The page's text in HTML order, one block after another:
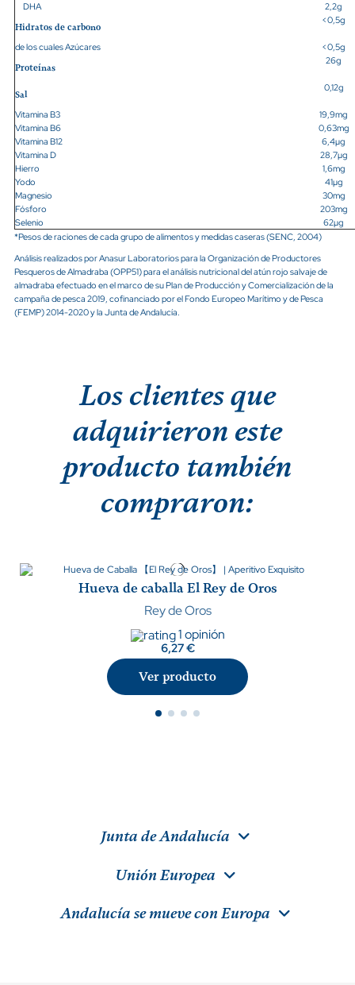
DHA
2,2g
Hidratos de carbono
<0,5g
de los cuales Azúcares <0,5g
Proteínas
26g
Sal
0,12g
Vitamina B3
19,9mg
Vitamina B6
0,63mg
Vitamina B12
6,4µg
Vitamina D
28,7µg
Hierro
1,6mg
Yodo
41µg
Magnesio
30mg
Fósforo
203mg
Selenio
62µg
*Pesos de raciones de cada grupo de alimentos y medidas caseras (SENC, 2004)
Análisis realizados por Anasur Laboratorios para la Organización de Productores
Pesqueros de Almadraba (OPP51) para el análisis nutricional del atún rojo salvaje de
almadraba efectuado en el marco de su Plan de Producción y Comercialización de la
campaña de pesca 2019, cofinanciado por el Fondo Europeo Marítimo y de Pesca
(FEMP) 2014-2020 y la Junta de Andalucía.
Los clientes que
adquirieron este
producto también
compraron:
Hueva de caballa El Rey de Oros
Rey de Oros
1 opinión
6,27 €
Ver producto
Junta de Andalucía
Unión Europea
Andalucía se mueve con Europa